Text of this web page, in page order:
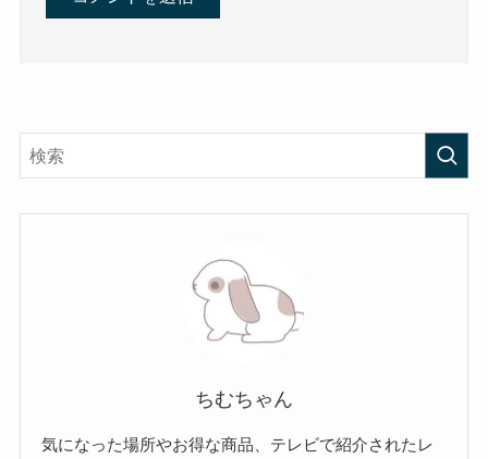
ちむちゃん
気になった場所やお得な商品、テレビで紹介されたレ